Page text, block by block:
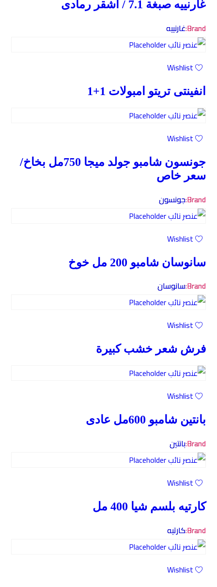
غارنييه صبغة 7.1 / اشقر رمادى
Brand:غارنييه
Wishlist
انفينتى تريتو امبولات 1+1
Wishlist
جونسون شامبو جولد ميجا 750مل بخاخ/
سعر خاص
Brand:جونسون
Wishlist
سانوسان شامبو 200 مل خوخ
Brand:سانوسان
Wishlist
فرش شعر خشب كبيرة
Wishlist
بانتين شامبو 600مل عادى
Brand:بانتين
Wishlist
كارتيه بلسم شيا 400 مل
Brand:كارتيه
Wishlist